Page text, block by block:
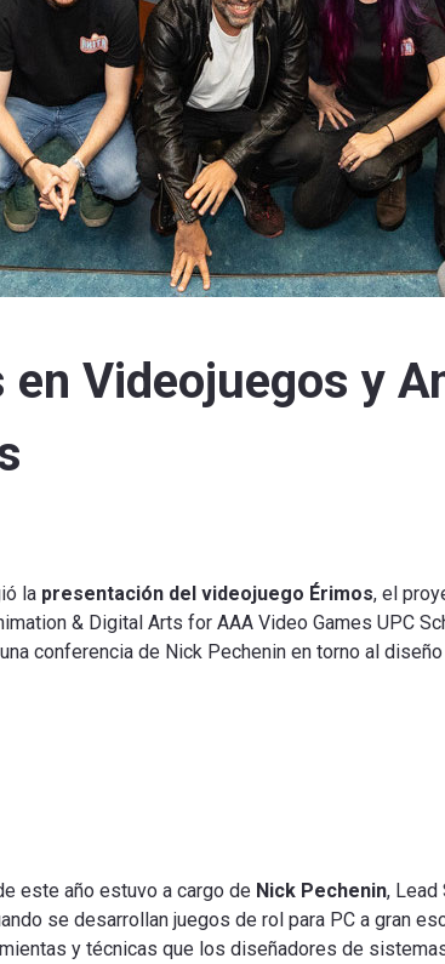
Videojuegos y
la presentación del videojuego Érimos, el
& Digital Arts for AAA Video Games UPC
conferencia de Nick Pechenin en torno al
este año estuvo a cargo de Nick Pechenin, Lead
se desarrollan juegos de rol para PC a gran
y técnicas que los diseñadores de